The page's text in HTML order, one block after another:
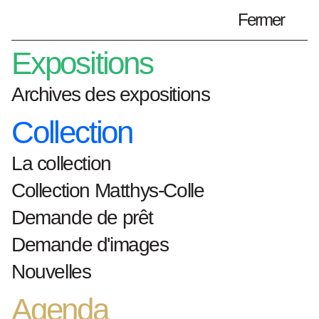
fr
Fermer
Expositions
Archives des expositions
Collection
La collection
Collection Matthys-Colle
Demande de prêt
Demande d'images
Nouvelles
Agenda
Home Artistes
Liliane Vertessen
lieu et date de
naissance: 1952,